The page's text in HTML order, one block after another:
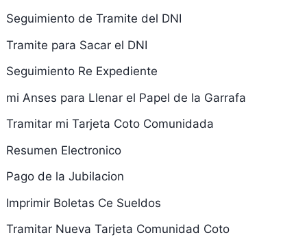
Seguimiento de Tramite del DNI
Tramite para Sacar el DNI
Seguimiento Re Expediente
mi Anses para Llenar el Papel de la Garrafa
Tramitar mi Tarjeta Coto Comunidada
Resumen Electronico
Pago de la Jubilacion
Imprimir Boletas Ce Sueldos
Tramitar Nueva Tarjeta Comunidad Coto